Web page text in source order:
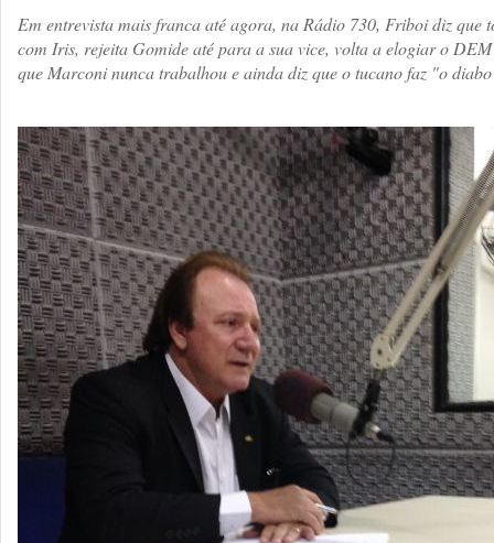
Em entrevista mais franca até agora, na Rádio 730, Friboi diz que
com Iris, rejeita Gomide até para a sua vice, volta a elogiar o
que Marconi nunca trabalhou e ainda diz que o tucano faz "o